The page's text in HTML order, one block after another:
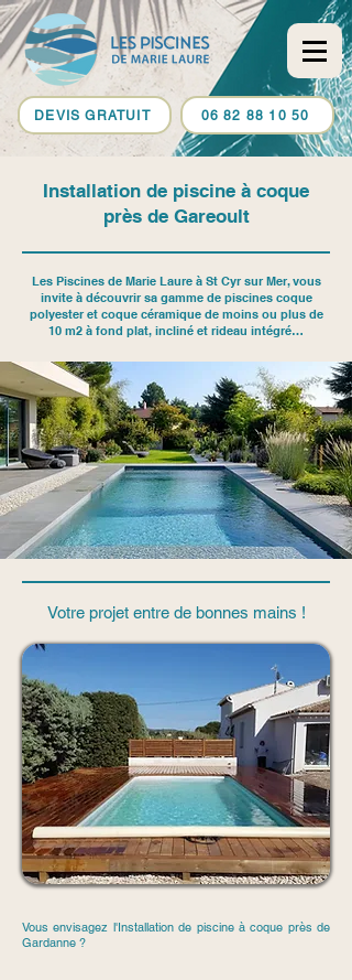
DEVIS GRATUIT 06 82 88 10 50
Installation de piscine à coque
près de Gareoult
Les Piscines de Marie Laure à St Cyr sur Mer, vous
invite à découvrir sa gamme de piscines coque
polyester et coque céramique de moins ou plus de
10 m2 à fond plat, incliné et rideau intégré…
Votre projet entre de bonnes mains !
Vous envisagez l'Installation de piscine à coque près de
Gardanne ?